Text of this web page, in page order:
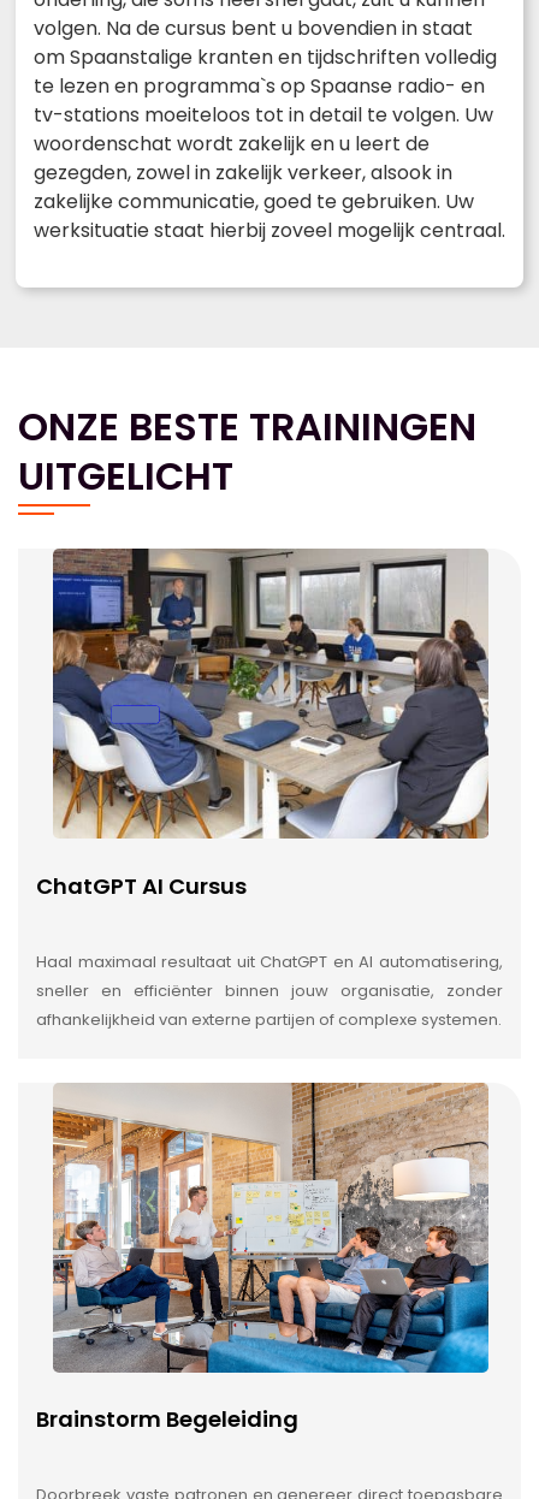
volgen. Na de cursus bent u bovendien in staat
om Spaanstalige kranten en tijdschriften volledig
te lezen en programma`s op Spaanse radio- en
tv-stations moeiteloos tot in detail te volgen. Uw
woordenschat wordt zakelijk en u leert de
gezegden, zowel in zakelijk verkeer, alsook in
zakelijke communicatie, goed te gebruiken. Uw
werksituatie staat hierbij zoveel mogelijk centraal.
ONZE BESTE TRAININGEN
UITGELICHT
ChatGPT AI Cursus
Haal maximaal resultaat uit ChatGPT en AI automatisering,
sneller en efficiënter binnen jouw organisatie, zonder
afhankelijkheid van externe partijen of complexe systemen.
Brainstorm Begeleiding